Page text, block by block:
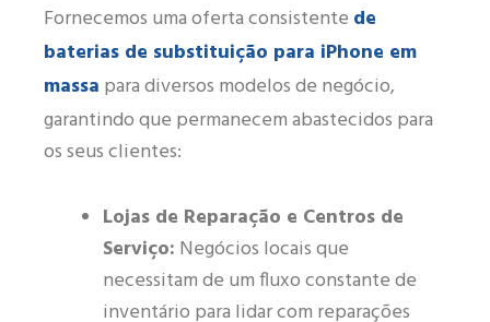
Fornecemos uma oferta consistente de
baterias de substituição para iPhone em
massa para diversos modelos de negócio,
garantindo que permanecem abastecidos para
os seus clientes:
Lojas de Reparação e Centros de
Serviço: Negócios locais que
necessitam de um fluxo constante de
inventário para lidar com reparações